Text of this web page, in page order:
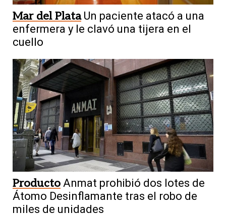
Mar del Plata Un paciente atacó a una
enfermera y le clavó una tijera en el
cuello
Producto Anmat prohibió dos lotes de
Átomo Desinflamante tras el robo de
miles de unidades